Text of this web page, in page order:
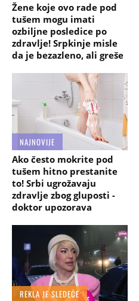
Žene koje ovo rade pod
tušem mogu imati
ozbiljne posledice po
zdravlje! Srpkinje misle
da je bezazleno, ali greše
NAJNOVIJE
Ako često mokrite pod
tušem hitno prestanite
to! Srbi ugrožavaju
zdravlje zbog gluposti -
doktor upozorava
REKLA JE SLEDEĆE